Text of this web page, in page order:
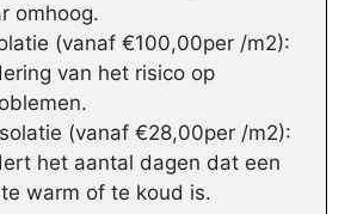
omhoog.
(vanaf €100,00per /m2):
van het risico op
(vanaf €28,00per /m2):
het aantal dagen dat een
warm of te koud is.